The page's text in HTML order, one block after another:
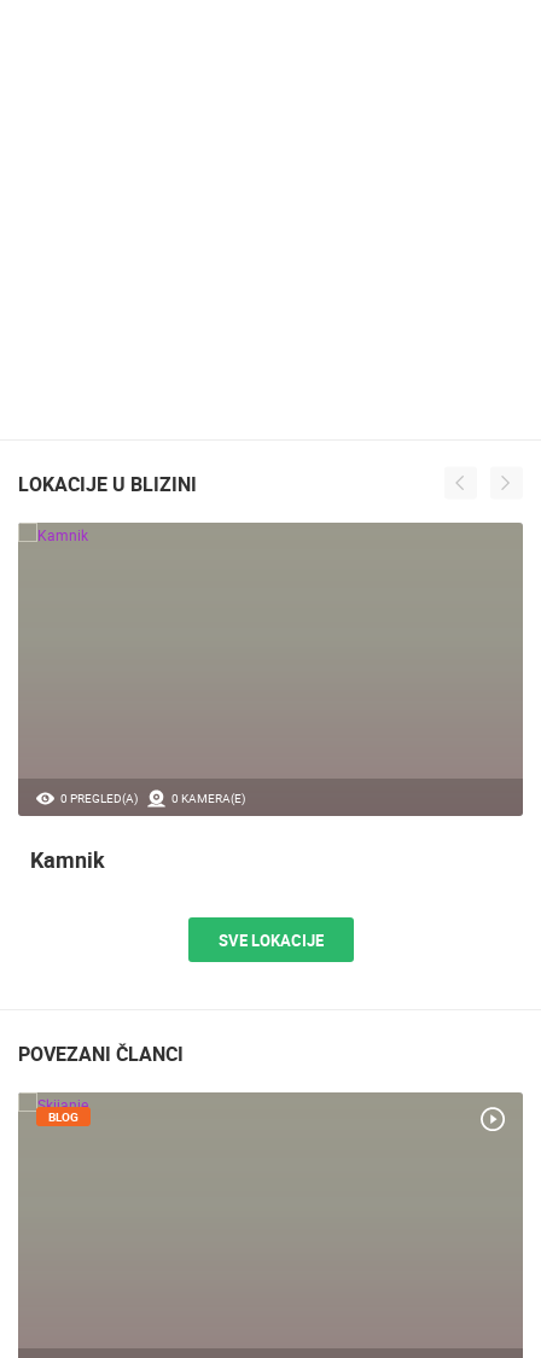
LOKACIJE U BLIZINI
0 PREGLED(A) 0 KAMERA(E)
Kamnik
SVE LOKACIJE
POVEZANI ČLANCI
BLOG